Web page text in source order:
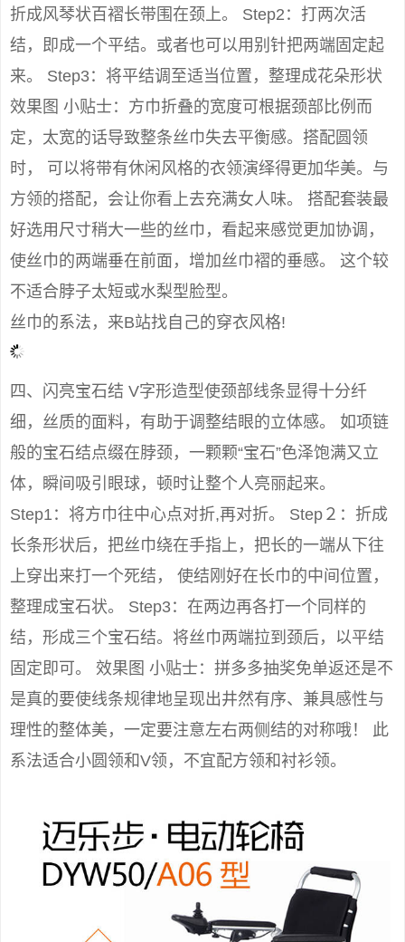
折成风琴状百褶长带围在颈上。 Step2：打两次活
结，即成一个平结。或者也可以用别针把两端固定起
来。 Step3：将平结调至适当位置，整理成花朵形状
效果图 小贴士：方巾折叠的宽度可根据颈部比例而
定，太宽的话导致整条丝巾失去平衡感。搭配圆领
时， 可以将带有休闲风格的衣领演绎得更加华美。与
方领的搭配，会让你看上去充满女人味。 搭配套装最
好选用尺寸稍大一些的丝巾，看起来感觉更加协调，
使丝巾的两端垂在前面，增加丝巾褶的垂感。 这个较
不适合脖子太短或水梨型脸型。
丝巾的系法，来B站找自己的穿衣风格!
四、闪亮宝石结 V字形造型使颈部线条显得十分纤
细，丝质的面料，有助于调整结眼的立体感。 如项链
般的宝石结点缀在脖颈，一颗颗“宝石”色泽饱满又立
体，瞬间吸引眼球，顿时让整个人亮丽起来。
Step1：将方巾往中心点对折,再对折。 Step２：折成
长条形状后，把丝巾绕在手指上，把长的一端从下往
上穿出来打一个死结， 使结刚好在长巾的中间位置，
整理成宝石状。 Step3：在两边再各打一个同样的
结，形成三个宝石结。将丝巾两端拉到颈后，以平结
固定即可。 效果图 小贴士：拼多多抽奖免单返还是不
是真的要使线条规律地呈现出井然有序、兼具感性与
理性的整体美，一定要注意左右两侧结的对称哦！ 此
系法适合小圆领和V领，不宜配方领和衬衫领。